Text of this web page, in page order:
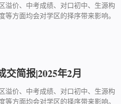
溢价、中考成绩、对口初中、生源构
方面均会对学区的择序带来影响。
交简报|2025年2月
溢价、中考成绩、对口初中、生源构
方面均会对学区的择序带来影响。